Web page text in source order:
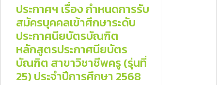
ประกาศฯ เรื่อง กําหนดการรับ
สมัครบุคคลเข้าศึกษาระดับ
ประกาศนียบัตรบัณฑิต
หลักสูตรประกาศนียบัตร
บัณฑิต สาขาวิชาชีพครู (รุ่นที่
25) ประจําปีการศึกษา 2568